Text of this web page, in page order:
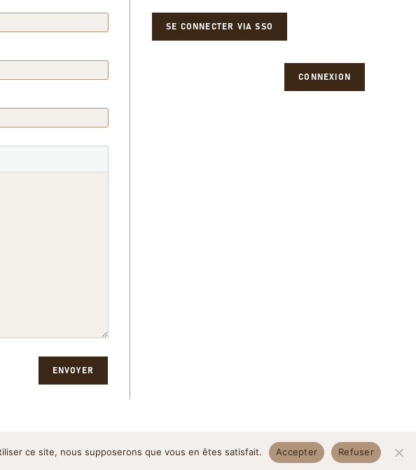
ENVOYER
SE CONNECTER VIA SSO
CONNEXION
Politique de confidentialité
ce site, nous supposerons que vous en êtes satisfait. Accepter Refuser